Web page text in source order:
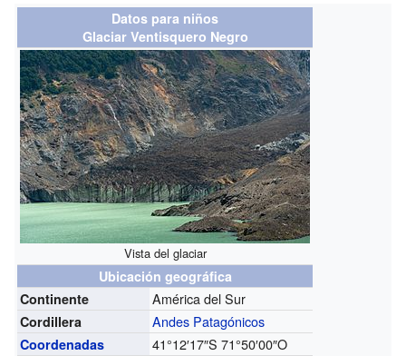
Datos para niños
Glaciar Ventisquero Negro
Vista del glaciar
Ubicación geográfica
Continente
América del Sur
Cordillera Andes Patagónicos
Coordenadas 41°12′17″S 71°50′00″O